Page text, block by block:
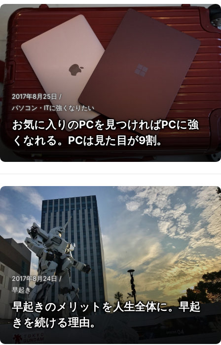
2017年8月25日/
パソコン・ITに強くなりたい
お気に入りのPCを見つければPCに強
くなれる。PCは見た目が9割。
2017年8月24日/
早起き
早起きのメリットを人生全体に。早起
きを続ける理由。